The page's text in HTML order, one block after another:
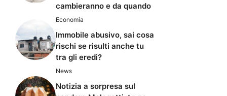
cambieranno e da quando
Economia
Immobile abusivo, sai cosa
rischi se risulti anche tu
tra gli eredi?
News
Notizia a sorpresa sul